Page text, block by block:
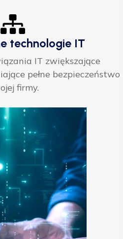
technologie IT
IT zwiększające
pełne bezpieczeństwo
firmy.